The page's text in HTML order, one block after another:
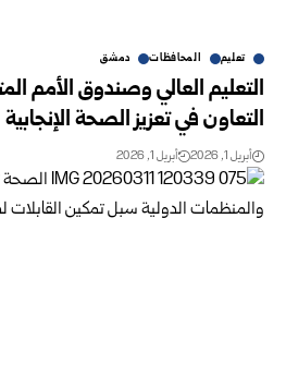
تعليم المحافظات دمشق
التعليم العالي وصندوق الأمم
التعاون في تعزيز الصحة الإنجابية
أبريل 1, 2026 أبريل 1, 2026